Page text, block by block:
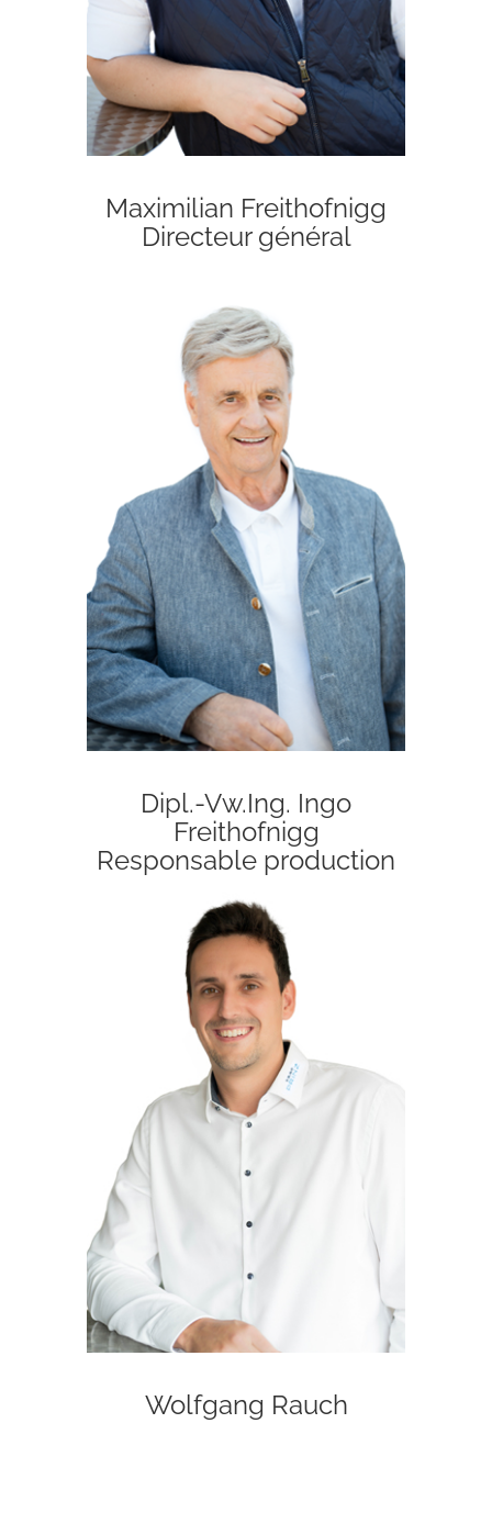
Maximilian Freithofnigg
Directeur général
Dipl.-Vw.Ing. Ingo
Freithofnigg
Responsable production
Wolfgang Rauch